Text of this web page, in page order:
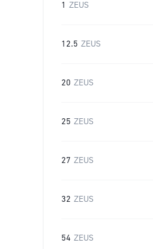
1 ZEUS
12.5 ZEUS
20 ZEUS
25 ZEUS
27 ZEUS
32 ZEUS
54 ZEUS